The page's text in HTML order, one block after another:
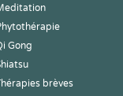
Gong
brèves